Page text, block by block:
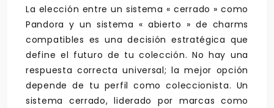
La elección entre un sistema « cerrado » como
Pandora y un sistema « abierto » de charms
compatibles es una decisión estratégica que
define el futuro de tu colección. No hay una
respuesta correcta universal; la mejor opción
depende de tu perfil como coleccionista. Un
sistema cerrado, liderado por marcas como